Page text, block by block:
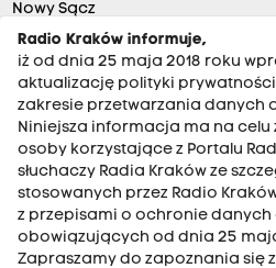
Nowy Sącz
RADIO KRAKÓW SA. Aleja Juliusza
Kraków
Radio Kraków informuje,
iż od dnia 25 maja 2018 roku
aktualizację polityki
zakresie przetwarzania danych
Niniejsza informacja ma na celu
osoby korzystające z Portalu
słuchaczy Radia Kraków ze
stosowanych przez Radio
z przepisami o ochronie danych
obowiązujących od dnia 25
Zapraszamy do zapoznania się